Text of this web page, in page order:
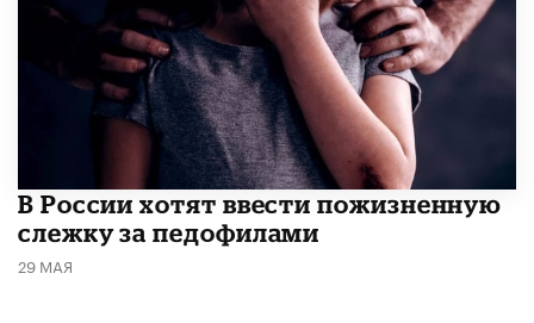
В России хотят ввести пожизненную
слежку за педофилами
29 МАЯ